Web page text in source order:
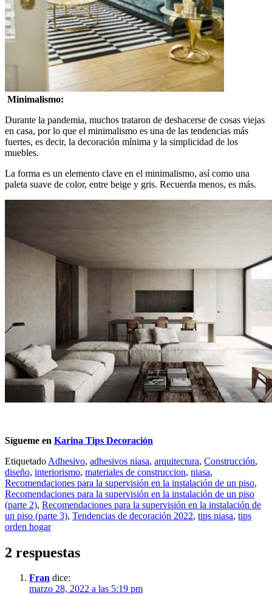
Minimalismo:
Durante la pandemia, muchos trataron de deshacerse de cosas viejas
en casa, por lo que el minimalismo es una de las tendencias más
fuertes, es decir, la decoración mínima y la simplicidad de los
muebles.
La forma es un elemento clave en el minimalismo, así como una
paleta suave de color, entre beige y gris. Recuerda menos, es más.
Sígueme en Karina Tips Decoración
Etiquetado Adhesivo, adhesivos niasa, arquitectura, Construcción,
diseño, interiorismo, materiales de construccion, niasa,
Recomendaciones para la supervisión en la instalación de un piso,
Recomendaciones para la supervisión en la instalación de un piso
(parte 2), Recomendaciones para la supervisión en la instalación de
un piso (parte 3), Tendencias de decoración 2022, tips niasa, tips
orden hogar
2 respuestas
Fran dice:
marzo 28, 2022 a las 5:19 pm